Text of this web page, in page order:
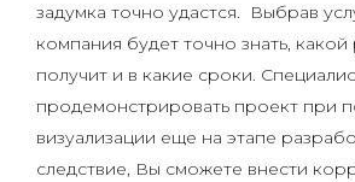
задумка точно удастся. Выбрав
компания будет точно знать, какой
получит и в какие сроки.
продемонстрировать проект при
визуализации еще на этапе
следствие, Вы сможете внести